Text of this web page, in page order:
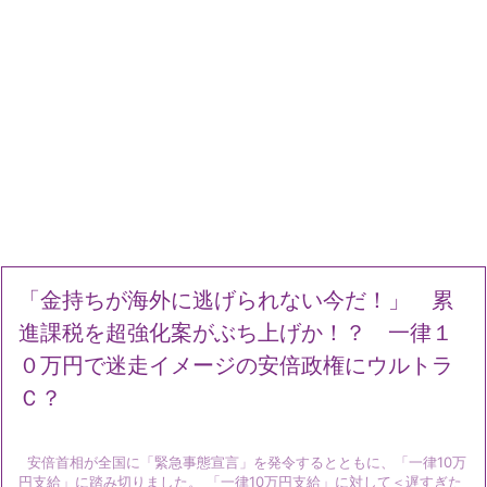
「金持ちが海外に逃げられない今だ！」 累
進課税を超強化案がぶち上げか！？ 一律１
０万円で迷走イメージの安倍政権にウルトラ
Ｃ？
安倍首相が全国に「緊急事態宣言」を発令するとともに、「一律10万
円支給」に踏み切りました。 「一律10万円支給」に対して＜遅すぎた